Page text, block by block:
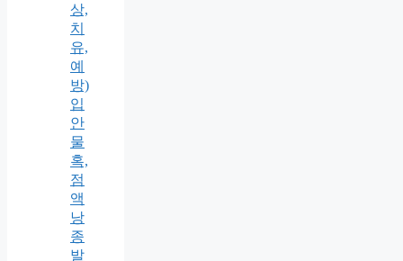
상,
치
유,
예
방)
입
안
물
혹,
점
액
낭
종
발